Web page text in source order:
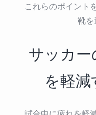
これらのポイント
靴を
サッカ
を軽減